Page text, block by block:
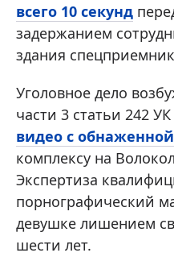
всего 10 секунд
задержанием
здания
Уголовное дело
части 3 статьи 242
видео с
комплексу на
Экспертиза
порнографический
девушке лишением
шести лет.